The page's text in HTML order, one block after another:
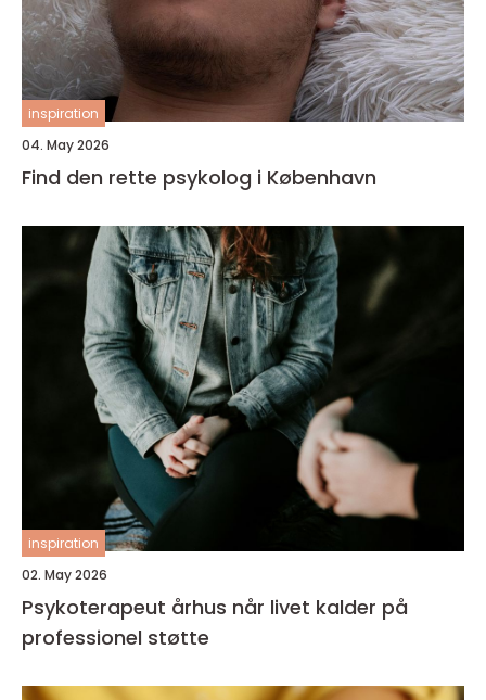
inspiration
04. May 2026
Find den rette psykolog i København
inspiration
02. May 2026
Psykoterapeut århus når livet kalder på
professionel støtte